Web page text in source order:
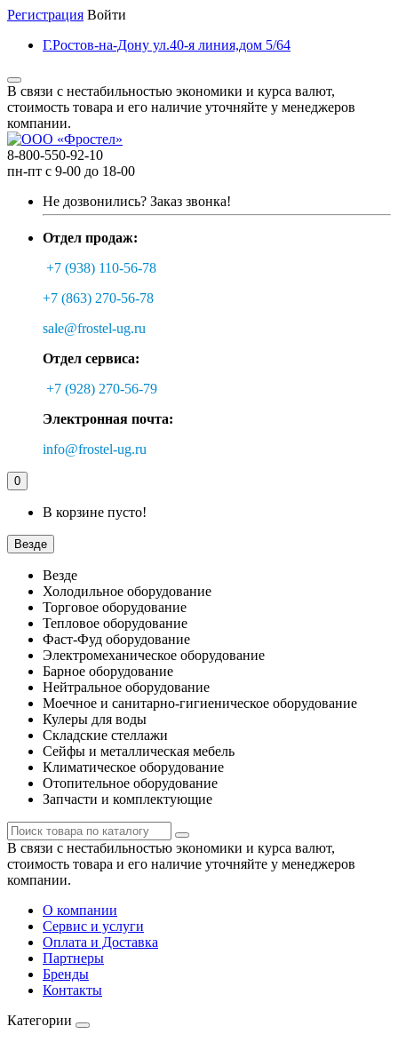
Регистрация Войти
Г.Ростов-на-Дону ул.40-я линия,дом 5/64
В связи с нестабильностью экономики и курса валют,
стоимость товара и его наличие уточняйте у менеджеров
компании.
8-800-550-92-10
пн-пт с 9-00 до 18-00
Не дозвонились? Заказ звонка!
Отдел продаж:
+7 (938) 110-56-78
+7 (863) 270-56-78
sale@frostel-ug.ru
Отдел сервиса:
+7 (928) 270-56-79
Электронная почта:
info@frostel-ug.ru
0
В корзине пусто!
Везде
Везде
Холодильное оборудование
Торговое оборудование
Тепловое оборудование
Фаст-Фуд оборудование
Электромеханическое оборудование
Барное оборудование
Нейтральное оборудование
Моечное и санитарно-гигиеническое оборудование
Кулеры для воды
Складские стеллажи
Сейфы и металлическая мебель
Климатическое оборудование
Отопительное оборудование
Запчасти и комплектующие
В связи с нестабильностью экономики и курса валют,
стоимость товара и его наличие уточняйте у менеджеров
компании.
О компании
Сервис и услуги
Оплата и Доставка
Партнеры
Бренды
Контакты
Категории